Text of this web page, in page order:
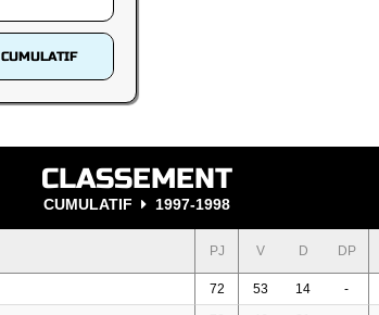
CUMULATIF
CLASSEMENT
CUMULATIF 1997-1998
PJ V D DP
72 53 14 -